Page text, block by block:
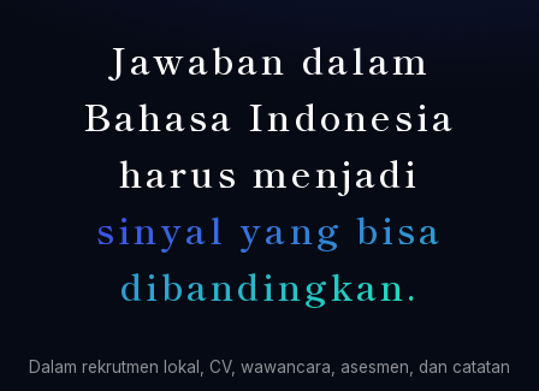
Jawaban dalam
Bahasa Indonesia
harus menjadi
sinyal yang bisa
dibandingkan.
Dalam rekrutmen lokal, CV, wawancara, asesmen, dan catatan